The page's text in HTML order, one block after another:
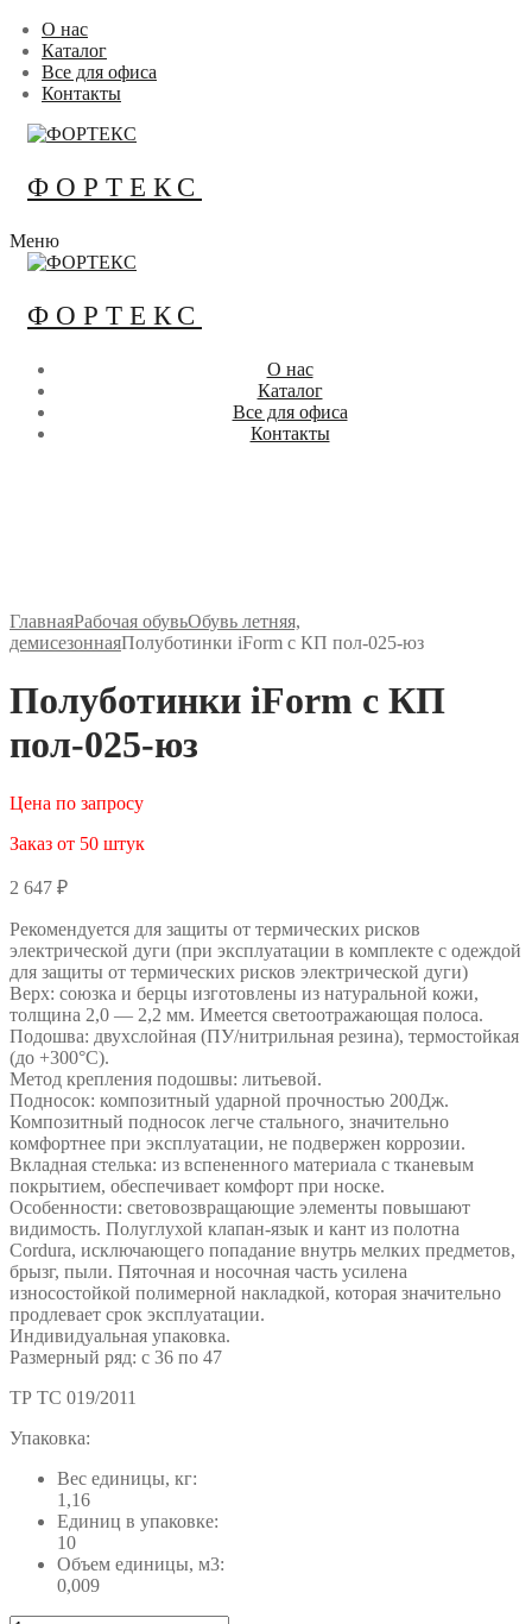
Перейти
содержимому
Меню
Закрыть
О нас
Каталог
Все для офиса
Контакты
ФОРТЕКС
Меню
ФОРТЕКС
О нас
Каталог
Все для офиса
Контакты
ГлавнаяРабочая обувьОбувь летняя,
демисезоннаяПолуботинки iForm с КП пол-025-юз
Полуботинки iForm с КП
пол-025-юз
Цена по запросу
Заказ от 50 штук
2 647 ₽
Рекомендуется для защиты от термических рисков
электрической дуги (при эксплуатации в комплекте с одеждой
для защиты от термических рисков электрической дуги)
Верх: союзка и берцы изготовлены из натуральной кожи,
толщина 2,0 — 2,2 мм. Имеется светоотражающая полоса.
Подошва: двухслойная (ПУ/нитрильная резина), термостойкая
(до +300°С).
Метод крепления подошвы: литьевой.
Подносок: композитный ударной прочностью 200Дж.
Композитный подносок легче стального, значительно
комфортнее при эксплуатации, не подвержен коррозии.
Вкладная стелька: из вспененного материала с тканевым
покрытием, обеспечивает комфорт при носке.
Особенности: световозвращающие элементы повышают
видимость. Полуглухой клапан-язык и кант из полотна
Cordura, исключающего попадание внутрь мелких предметов,
брызг, пыли. Пяточная и носочная часть усилена
износостойкой полимерной накладкой, которая значительно
продлевает срок эксплуатации.
Индивидуальная упаковка.
Размерный ряд: с 36 по 47
ТР ТС 019/2011
Упаковка:
Вес единицы, кг:
1,16
Единиц в упаковке:
10
Объем единицы, м3:
0,009